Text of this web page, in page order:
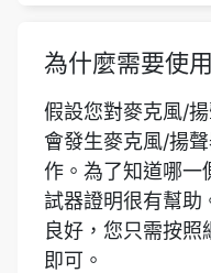
為什麼需要使
假設您對麥克風/
會發生麥克風/揚
作。為了知道哪一
試器證明很有幫助
良好，您只需按
即可。